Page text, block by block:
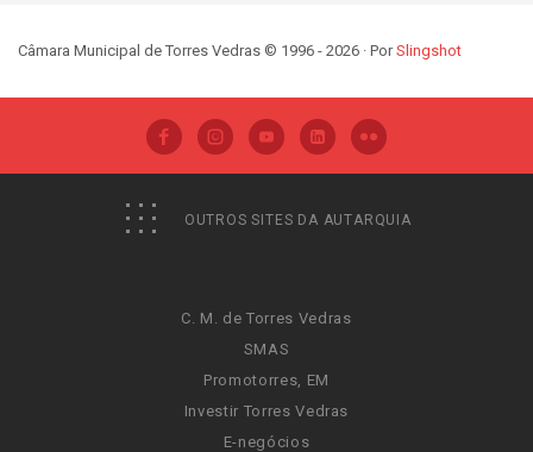
Câmara Municipal de Torres Vedras © 1996 - 2026 · PorSlingshot
OUTROS SITES DA AUTARQUIA
C. M. de Torres Vedras
SMAS
Promotorres, EM
Investir Torres Vedras
E-negócios